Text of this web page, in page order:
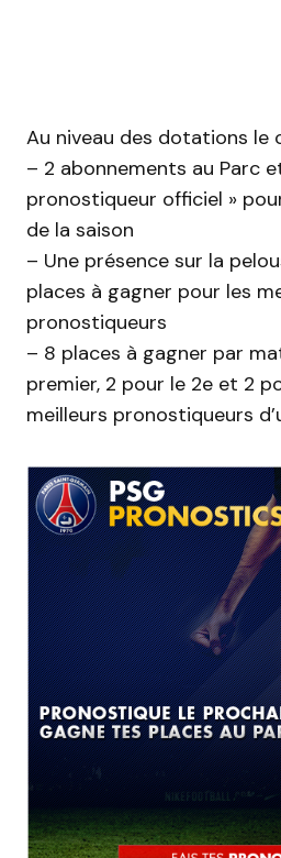
Au niveau des dotations le
– 2 abonnements au Parc
pronostiqueur officiel »
de la saison
– Une présence sur la
places à gagner pour les
pronostiqueurs
– 8 places à gagner par
premier, 2 pour le 2e et 2
meilleurs pronostiqueurs